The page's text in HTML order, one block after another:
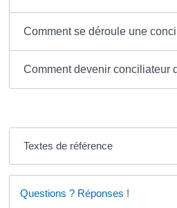
Comment se déroule une
Comment devenir conciliateur
Textes de référence
Questions ? Réponses !